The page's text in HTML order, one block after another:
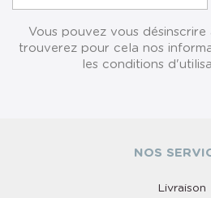
Vous pouvez vous
trouverez pour cela nos
les conditions
NOS
Livraison